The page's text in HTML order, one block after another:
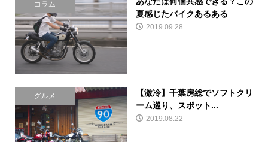
コラム
夏感じたバイクあるある
2019.09.28
グルメ
【激冷】千葉房総でソフトクリ
ーム巡り、スポット...
2019.08.22